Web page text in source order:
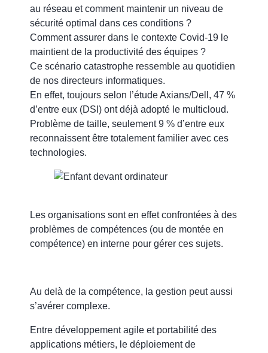
au réseau et comment maintenir un niveau de
sécurité optimal dans ces conditions ?
Comment assurer dans le contexte Covid-19 le
maintient de la productivité des équipes ?
Ce scénario catastrophe ressemble au quotidien
de nos directeurs informatiques.
En effet, toujours selon l’étude Axians/Dell, 47 %
d’entre eux (DSI) ont déjà adopté le multicloud.
Problème de taille, seulement 9 % d’entre eux
reconnaissent être totalement familier avec ces
technologies.
Les organisations sont en effet confrontées à des
problèmes de compétences (ou de montée en
compétence) en interne pour gérer ces sujets.
Au delà de la compétence, la gestion peut aussi
s’avérer complexe.
Entre développement agile et portabilité des
applications métiers, le déploiement de